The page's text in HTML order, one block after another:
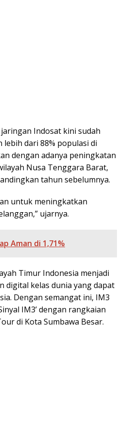
Indosat kini sudah
lebih dari 88% populasi di
dengan adanya peningkatan
Nusa Tenggara Barat,
tahun sebelumnya.
untuk meningkatkan
ujarnya.
Aman di 1,71%
Timur Indonesia menjadi
kelas dunia yang dapat
Dengan semangat ini, IM3
IM3’ dengan rangkaian
di Kota Sumbawa Besar.